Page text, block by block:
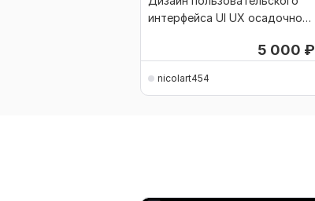
интерфейса UI UX осадочной
5 000 ₽
nicolart454